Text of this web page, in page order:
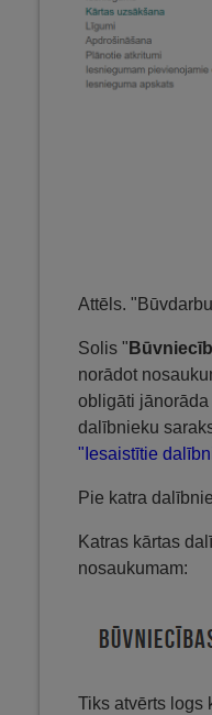
Attēls.
Solis "
norādot
obligāti
dalībnieku
"Iesaistītie
Pie katra
Katras kārtas
nosaukumam:
Tiks atvērts logs